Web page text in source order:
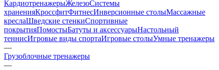
КардиотренажерыЖелезоСистемы
храненияКроссфитФитнесИнверсионные столыМассажные
креслаШведские стенкиСпортивные
покрытияПомостыБатуты и аксессуарыНастольный
теннисИгровые виды спортаИгровые столыУмные тренажеры
—
Грузоблочные тренажеры
—